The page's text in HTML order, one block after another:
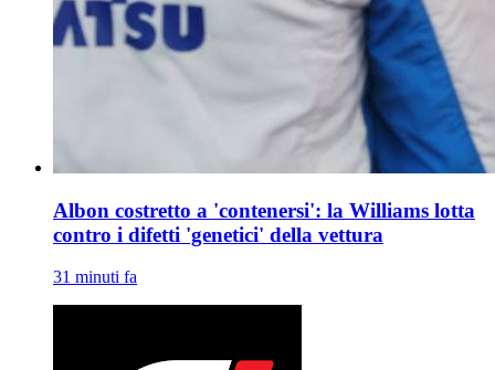
Albon costretto a 'contenersi': la Williams lotta
contro i difetti 'genetici' della vettura
31 minuti fa